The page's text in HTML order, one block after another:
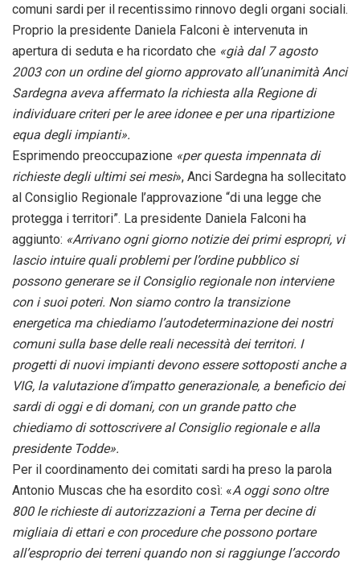
comuni sardi per il recentissimo rinnovo degli organi sociali.
Proprio la presidente Daniela Falconi è intervenuta in
apertura di seduta e ha ricordato che «già dal 7 agosto
2003 con un ordine del giorno approvato all’unanimità Anci
Sardegna aveva affermato la richiesta alla Regione di
individuare criteri per le aree idonee e per una ripartizione
equa degli impianti».
Esprimendo preoccupazione «per questa impennata di
richieste degli ultimi sei mesi», Anci Sardegna ha sollecitato
al Consiglio Regionale l’approvazione “di una legge che
protegga i territori”. La presidente Daniela Falconi ha
aggiunto: «Arrivano ogni giorno notizie dei primi espropri, vi
lascio intuire quali problemi per l’ordine pubblico si
possono generare se il Consiglio regionale non interviene
con i suoi poteri. Non siamo contro la transizione
energetica ma chiediamo l’autodeterminazione dei nostri
comuni sulla base delle reali necessità dei territori. I
progetti di nuovi impianti devono essere sottoposti anche a
VIG, la valutazione d’impatto generazionale, a beneficio dei
sardi di oggi e di domani, con un grande patto che
chiediamo di sottoscrivere al Consiglio regionale e alla
presidente Todde».
Per il coordinamento dei comitati sardi ha preso la parola
Antonio Muscas che ha esordito così: «A oggi sono oltre
800 le richieste di autorizzazioni a Terna per decine di
migliaia di ettari e con procedure che possono portare
all’esproprio dei terreni quando non si raggiunge l’accordo